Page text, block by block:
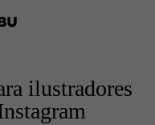
ilustradores